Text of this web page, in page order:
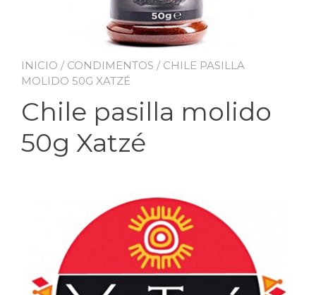
INICIO / CONDIMENTOS / CHILE PASILLA
MOLIDO 50G XATZÉ
Chile pasilla molido
50g Xatzé